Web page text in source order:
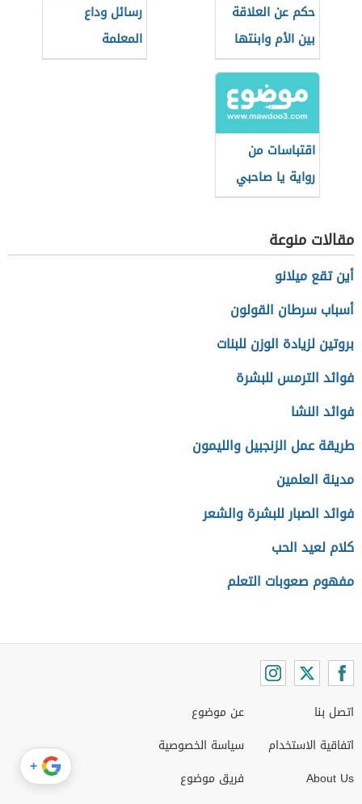
حكم عن العلاقة
بين الأم وابنتها
رسائل وداع
المعلمة
اقتباسات من
رواية يا صاحبي
السجن
مقالات منوعة
أين تقع ميلانو
أسباب سرطان القولون
بروتين لزيادة الوزن للبنات
فوائد الترمس للبشرة
فوائد النشا
طريقة عمل الزنجبيل والليمون
مدينة العلمين
فوائد الصبار للبشرة والشعر
كلام لعيد الحب
مفهوم صعوبات التعلم
اتصل بنا
اتفاقية الاستخدام
About Us
عن موضوع
سياسة الخصوصية
فريق موضوع
+